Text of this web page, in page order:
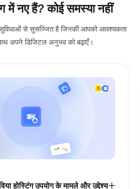
में नए हैं? कोई समस्या नहीं
सुविधाओं से सुसज्जित है जिनकी आपको आवश्यकता
अपने डिजिटल अनुभव को बढ़ाएँ।
होस्टिंग उपयोग के मामले और उद्देश्य